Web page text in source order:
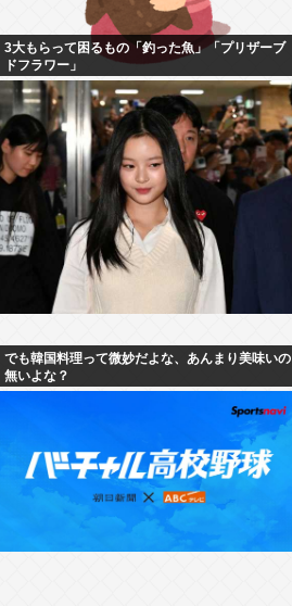
3大もらって困るもの「釣った魚」「プリザーブ
ドフラワー」
でも韓国料理って微妙だよな、あんまり美味いの
無いよな？